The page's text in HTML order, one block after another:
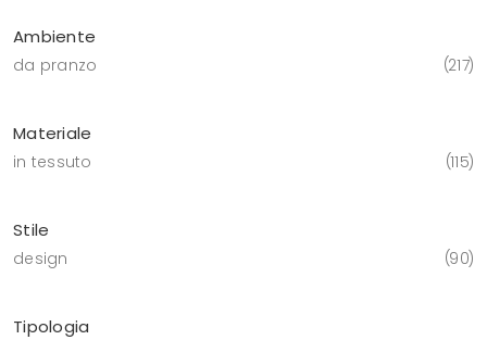
Ambiente
da pranzo 217
Materiale
in tessuto 115
Stile
design 90
Tipologia